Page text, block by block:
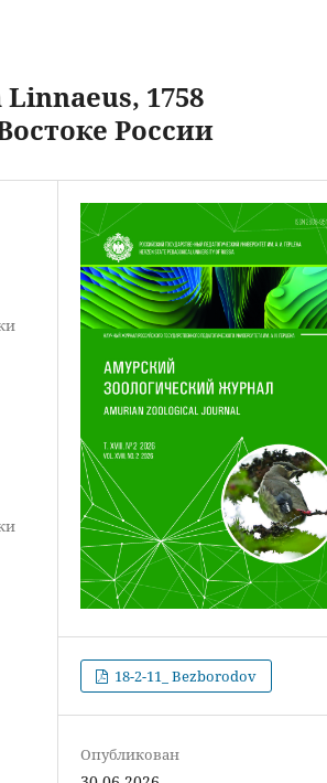
1758
России
18-2-11_ Bezborodov
Опубликован